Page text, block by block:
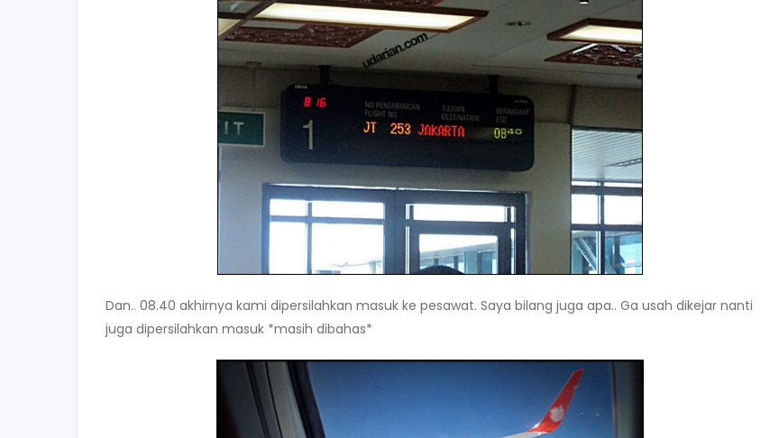
Dan.. 08.40 akhirnya kami dipersilahkan masuk ke pesawat. Saya bilang juga apa.. Ga usah dikejar nanti
juga dipersilahkan masuk *masih dibahas*